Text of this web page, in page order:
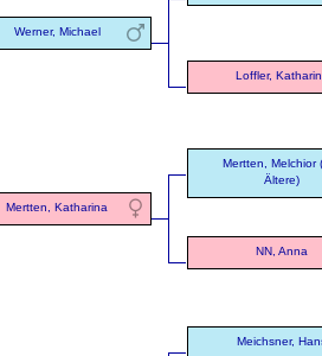
Werner, Michael
Loffler,
Mertten, Katharina
Mertten, Melchior
Ältere)
NN, Anna
Meichsner,